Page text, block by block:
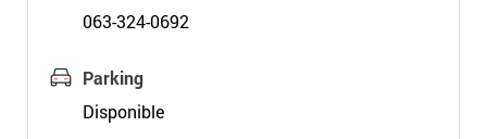
063-324-0692
Parking
Disponible